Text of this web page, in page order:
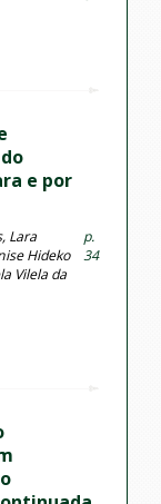
e por
Lara
Hideko
Vilela da
p.
34